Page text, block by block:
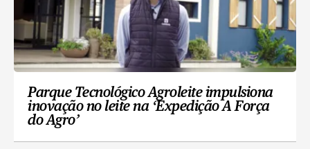
Parque Tecnológico Agroleite impulsiona
inovação no leite na ‘Expedição A Força
do Agro’